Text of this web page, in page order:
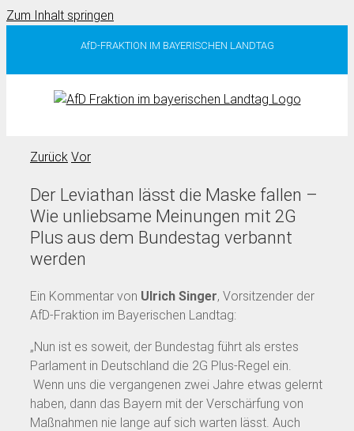
Zum Inhalt springen
AfD-FRAKTION IM BAYERISCHEN LANDTAG
Zurück Vor
Der Leviathan lässt die Maske fallen –
Wie unliebsame Meinungen mit 2G
Plus aus dem Bundestag verbannt
werden
Ein Kommentar von Ulrich Singer, Vorsitzender der
AfD-Fraktion im Bayerischen Landtag:
„Nun ist es soweit, der Bundestag führt als erstes
Parlament in Deutschland die 2G Plus-Regel ein.
Wenn uns die vergangenen zwei Jahre etwas gelernt
haben, dann das Bayern mit der Verschärfung von
Maßnahmen nie lange auf sich warten lässt. Auch